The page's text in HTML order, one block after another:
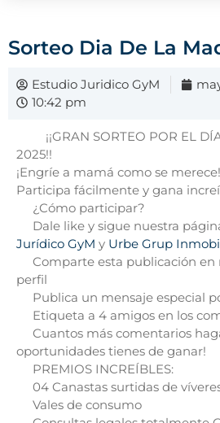
Sorteo Dia De La
Estudio Juridico GyM
10:42 pm
¡¡GRAN SORTEO POR EL
2025!!
¡Engríe a mamá como se merece!
Participa fácilmente y gana
¿Cómo participar?
Dale like y sigue nuestra
Jurídico GyM y Urbe Grup
Comparte esta publicación
perfil
Publica un mensaje especial
Etiqueta a 4 amigos en los
Cuantos más comentarios
oportunidades tienes de ganar!
PREMIOS INCREÍBLES:
04 Canastas surtidas de
Vales de consumo